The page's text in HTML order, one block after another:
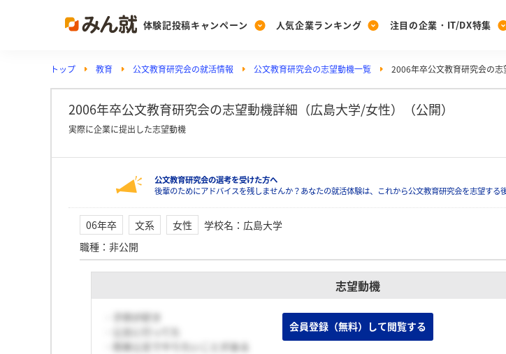
体験記投稿キャンペーン
Post
投稿する
[27卒] 本選考体験記投稿キ
人気企業ランキング
Ranking
ランキングを見る
みんなのDX企業就職ブランド
Vote
投票する
注目の企業・IT/DX特集
PickUp
注目の企業特集
トップ 教育 公文教育研究会の就活情報 公文教育研究会の志望動機一覧 2006年卒公文教育研究会の志
2006年卒公文教育研究会の志望動機詳細（広島大学/女性）（公開）
実際に企業に提出した志望動機
公文教育研究会の選考を受けた方へ
後輩のためにアドバイスを残しませんか？あなたの就活体験は、これから公文教育研究会を志望する
06年卒 文系 女性 学校名 ： 広島大学
職種 ： 非公開
志望動機
・子供が好き
・公文に行ってた
・将来公文でやりたいことがある
会員登録（無料）して閲覧する